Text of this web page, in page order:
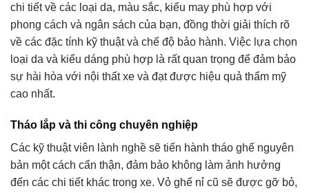
chi tiết về các loại da, màu sắc, kiểu may phù hợp với
phong cách và ngân sách của bạn, đồng thời giải thích rõ
về các đặc tính kỹ thuật và chế độ bảo hành. Việc lựa chọn
loại da và kiểu dáng phù hợp là rất quan trọng để đảm bảo
sự hài hòa với nội thất xe và đạt được hiệu quả thẩm mỹ
cao nhất.
Tháo lắp và thi công chuyên nghiệp
Các kỹ thuật viên lành nghề sẽ tiến hành tháo ghế nguyên
bản một cách cẩn thận, đảm bảo không làm ảnh hưởng
đến các chi tiết khác trong xe. Vỏ ghế nỉ cũ sẽ được gỡ bỏ,